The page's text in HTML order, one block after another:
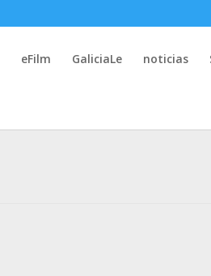
eFilm GaliciaLe noticias